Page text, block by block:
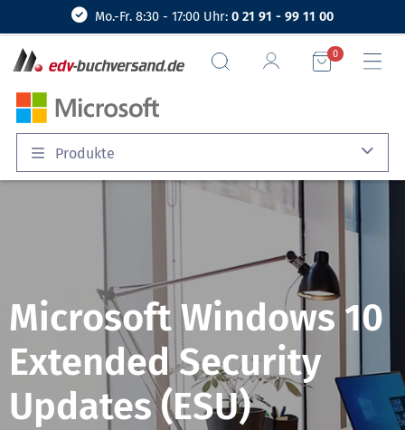
Mo.-Fr. 8:30 - 17:00 Uhr: 0 21 91 - 99 11 00
0
Produkte
Microsoft Windows 10
Extended Security
Updates (ESU)